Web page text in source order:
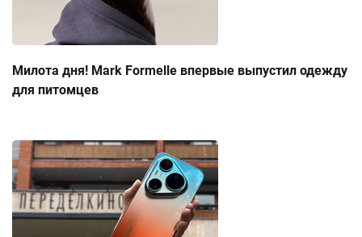
Милота дня! Mark Formelle впервые выпустил одежду
для питомцев